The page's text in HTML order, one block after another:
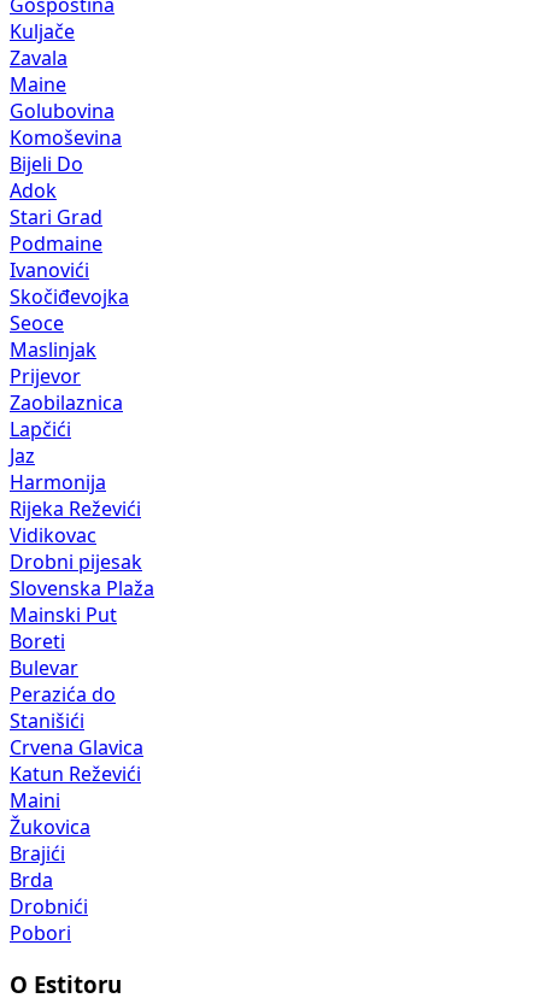
Gospoština
Kuljače
Zavala
Maine
Golubovina
Komoševina
Bijeli Do
Adok
Stari Grad
Podmaine
Ivanovići
Skočiđevojka
Seoce
Maslinjak
Prijevor
Zaobilaznica
Lapčići
Jaz
Harmonija
Rijeka Reževići
Vidikovac
Drobni pijesak
Slovenska Plaža
Mainski Put
Boreti
Bulevar
Perazića do
Stanišići
Crvena Glavica
Katun Reževići
Maini
Žukovica
Brajići
Brda
Drobnići
Pobori
O Estitoru